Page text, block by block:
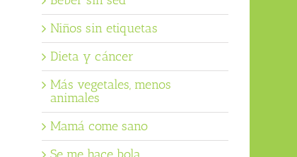
Niños sin etiquetas
Dieta y cáncer
Más vegetales, menos
animales
Mamá come sano